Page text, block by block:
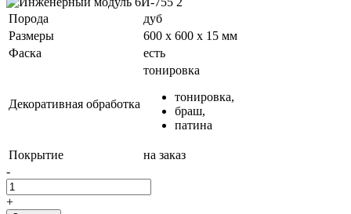
Порода
дуб
Размеры
600 х 600 х 15 мм
Фаска
есть
Декоративная обработка
тонировка
тонировка,
браш,
патина
Покрытие
на заказ
-
+